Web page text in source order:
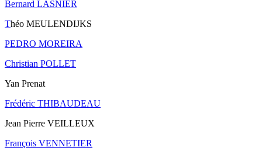
Bernard LASNIER
Théo MEULENDIJKS
PEDRO MOREIRA
Christian POLLET
Yan Prenat
Frédéric THIBAUDEAU
Jean Pierre VEILLEUX
François VENNETIER